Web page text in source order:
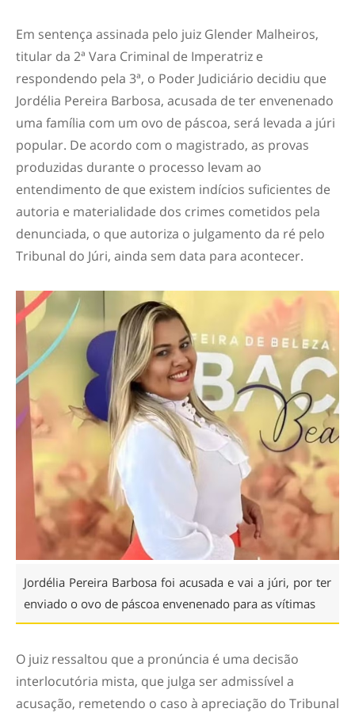
Em sentença assinada pelo juiz Glender Malheiros,
titular da 2ª Vara Criminal de Imperatriz e
respondendo pela 3ª, o Poder Judiciário decidiu que
Jordélia Pereira Barbosa, acusada de ter envenenado
uma família com um ovo de páscoa, será levada a júri
popular. De acordo com o magistrado, as provas
produzidas durante o processo levam ao
entendimento de que existem indícios suficientes de
autoria e materialidade dos crimes cometidos pela
denunciada, o que autoriza o julgamento da ré pelo
Tribunal do Júri, ainda sem data para acontecer.
Jordélia Pereira Barbosa foi acusada e vai a júri, por ter
enviado o ovo de páscoa envenenado para as vítimas
O juiz ressaltou que a pronúncia é uma decisão
interlocutória mista, que julga ser admissível a
acusação, remetendo o caso à apreciação do Tribunal